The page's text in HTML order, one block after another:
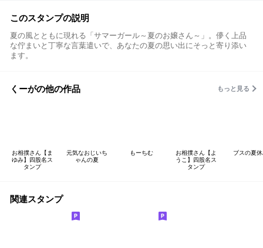
このスタンプの説明
夏の風とともに現れる「サマーガール～夏のお嬢さん～」。儚く上品
な佇まいと丁寧な言葉遣いで、あなたの夏の思い出にそっと寄り添い
ます。
くーがの他の作品 もっと見る
お相撲さん【ま
ゆみ】四股名ス
タンプ
元気なおじいち
ゃんの夏
もーちむ
お相撲さん【よ
うこ】四股名ス
タンプ
ブスの夏
関連スタンプ